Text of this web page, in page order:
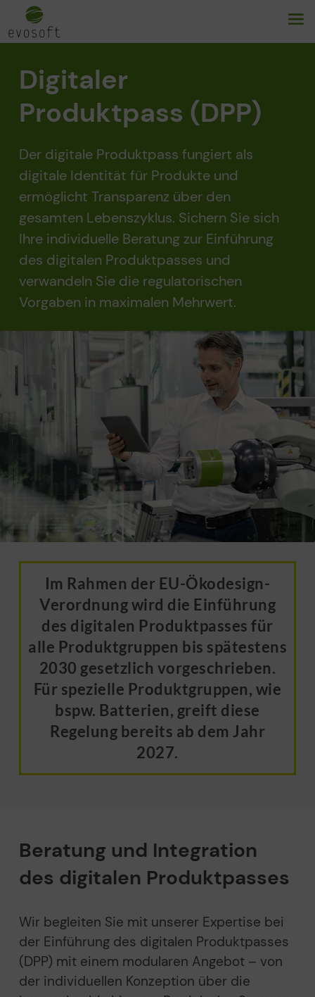
Digitaler
Produktpass (DPP)
Der digitale Produktpass fungiert als
digitale Identität für Produkte und
ermöglicht Transparenz über den
gesamten Lebenszyklus. Sichern Sie sich
Ihre individuelle Beratung zur Einführung
des digitalen Produktpasses und
verwandeln Sie die regulatorischen
Vorgaben in maximalen Mehrwert.
Im Rahmen der EU-Ökodesign-
Verordnung wird die Einführung
des digitalen Produktpasses für
alle Produktgruppen bis spätestens
2030 gesetzlich vorgeschrieben.
Für spezielle Produktgruppen, wie
bspw. Batterien, greift diese
Regelung bereits ab dem Jahr
2027.
Beratung und Integration
des digitalen Produktpasses
Wir begleiten Sie mit unserer Expertise bei
der Einführung des digitalen Produktpasses
(DPP) mit einem modularen Angebot – von
der individuellen Konzeption über die